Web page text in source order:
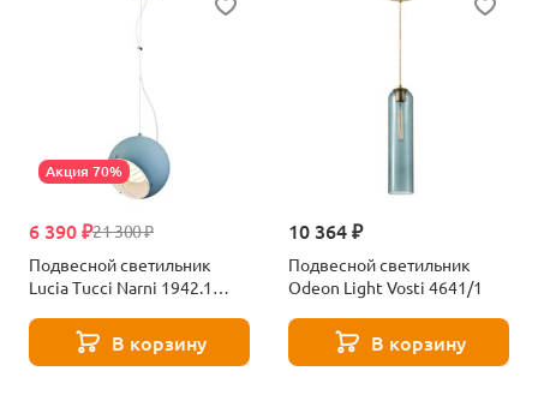
Акция 70%
21 300 ₽
6 390 ₽
Подвесной светильник
Lucia Tucci Narni 1942.1
В корзину
10 364 ₽
Подвесной светильник
Odeon Light Vosti 4641/1
В корзину